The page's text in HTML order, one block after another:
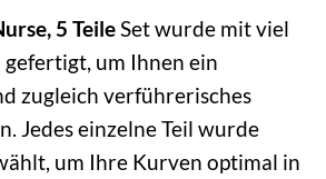
5 TeileSet wurde mit viel
um Ihnen ein
zugleich verführerisches
Jedes einzelne Teil wurde
um Ihre Kurven optimal in